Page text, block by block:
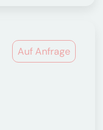
Auf Anfrage